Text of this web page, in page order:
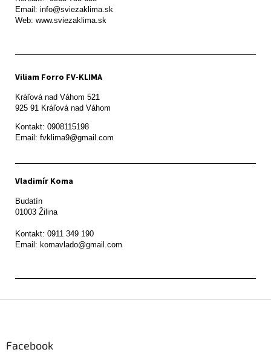
Email: info@sviezaklima.sk
Web: www.sviezaklima.sk
Viliam Forro FV-KLIMA
Kráľová nad Váhom 521
Kontakt: 0908115198
Email: fvklima9@gmail.com
Vladimír Koma
Budatín
01003 Žilina
Kontakt: 0911 349 190
Facebook